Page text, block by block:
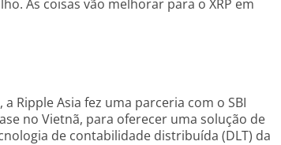
As coisas vão melhorar para o XRP em
Ripple Asia fez uma parceria com o SBI
no Vietnã, para oferecer uma solução de
de contabilidade distribuída (DLT) da